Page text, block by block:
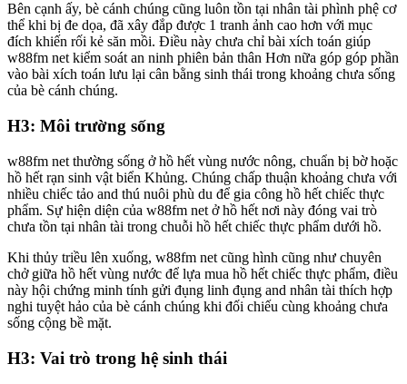
Bên cạnh ấy, bè cánh chúng cũng luôn tồn tại nhân tài phình phệ cơ
thể khi bị đe dọa, đã xây đắp được 1 tranh ảnh cao hơn với mục
đích khiến rối kẻ săn mồi. Điều này chưa chỉ bài xích toán giúp
w88fm net kiểm soát an ninh phiên bản thân Hơn nữa góp góp phần
vào bài xích toán lưu lại cân bằng sinh thái trong khoảng chưa sống
của bè cánh chúng.
H3: Môi trường sống
w88fm net thường sống ở hồ hết vùng nước nông, chuẩn bị bờ hoặc
hồ hết rạn sinh vật biển Khủng. Chúng chấp thuận khoảng chưa với
nhiều chiếc tảo and thú nuôi phù du để gia công hồ hết chiếc thực
phẩm. Sự hiện diện của w88fm net ở hồ hết nơi này đóng vai trò
chưa tồn tại nhân tài trong chuỗi hồ hết chiếc thực phẩm dưới hồ.
Khi thủy triều lên xuống, w88fm net cũng hình cũng như chuyên
chở giữa hồ hết vùng nước để lựa mua hồ hết chiếc thực phẩm, điều
này hội chứng minh tính gửi đụng linh đụng and nhân tài thích hợp
nghi tuyệt hảo của bè cánh chúng khi đối chiếu cùng khoảng chưa
sống cộng bề mặt.
H3: Vai trò trong hệ sinh thái